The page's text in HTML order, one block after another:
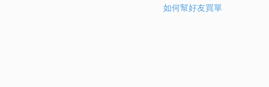
如何幫好友買單